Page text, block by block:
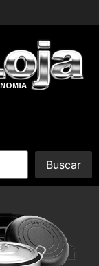
Buscar